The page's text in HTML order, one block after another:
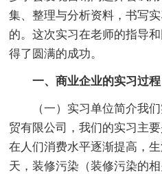
集、整理与分析资料，书写
的。这次实习在老师的指导
得了圆满的成功。
一、商业企业的实习过程
（一）实习单位简介我
贸有限公司，我们的实习主
在人们消费水平逐渐提高，
天，装修污染（装修污染的